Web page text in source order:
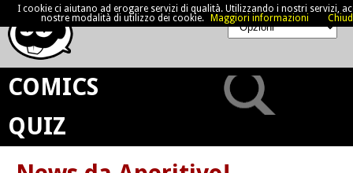
COMICS
QUIZ
I cookie ci aiutano ad erogare servizi di qualità. Utilizzando i nostri servizi,
nostre modalità di utilizzo dei cookie.
Maggiori informazioni